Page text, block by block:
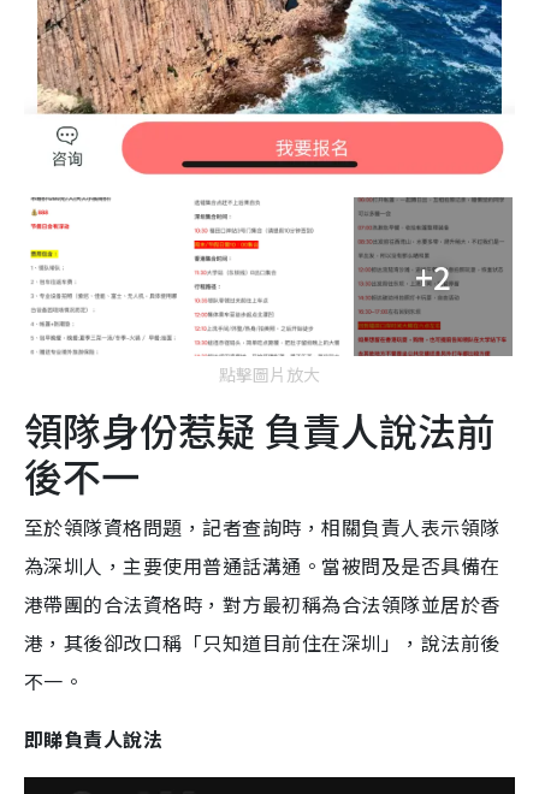
+2
點擊圖片放大
領隊身份惹疑 負責人說法前
後不一
至於領隊資格問題，記者查詢時，相關負責人表示領隊
為深圳人，主要使用普通話溝通。當被問及是否具備在
港帶團的合法資格時，對方最初稱為合法領隊並居於香
港，其後卻改口稱「只知道目前住在深圳」，說法前後
不一。
即睇負責人說法